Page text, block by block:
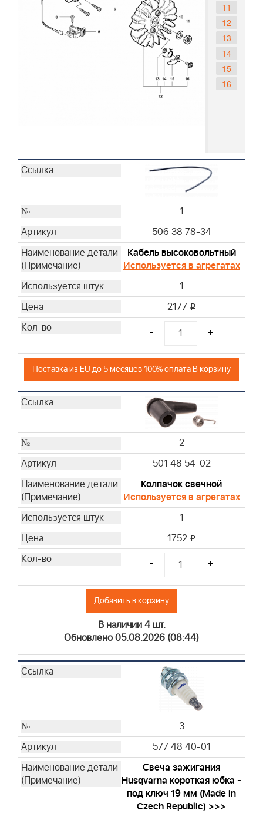
11
12
13
14
15
16
1
506 38 78-34
Кабель высоковольтный
Используется в агрегатах
1
2177 i
- +
Поставка из EU до 5 месяцев 100% оплата В корзину
2
501 48 54-02
Колпачок свечной
Используется в агрегатах
1
1752 i
- +
Добавить в корзину
В наличии 4 шт.
Обновлено 05.08.2026 (08:44)
3
577 48 40-01
Свеча зажигания
Husqvarna короткая юбка -
под ключ 19 мм (Made in
Czech Republic) >>>